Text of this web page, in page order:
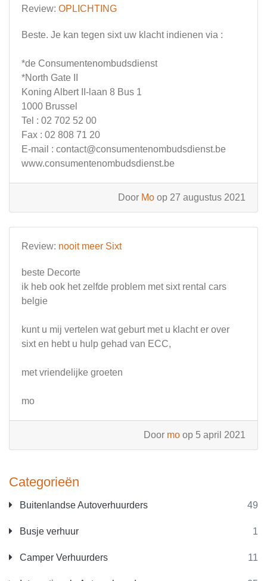
Categorieën
Buitenlandse Autoverhuurders 49
Busje verhuur 1
Camper Verhuurders 11
Review: OPLICHTING
Beste. Je kan tegen sixt uw klacht indienen via :
*de Consumentenombudsdienst
*North Gate II
Koning Albert II-laan 8 Bus 1
1000 Brussel
Tel : 02 702 52 00
Fax : 02 808 71 20
E-mail : contact@consumentenombudsdienst.be
www.consumentenombudsdienst.be
Door Mo op 27 augustus 2021
Review: nooit meer Sixt
beste Decorte
ik heb ook het zelfde problem met sixt rental cars
belgie
kunt u mij vertelen wat geburt met u klacht er over
sixt en hebt u hulp gehad van ECC,
met vriendelijke groeten
mo
Door mo op 5 april 2021